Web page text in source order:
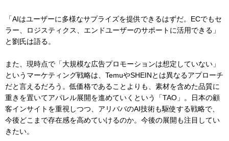
「AIはユーザーに多様なサプライズを提供できるはずだ。ECでもセ
ラー、ロジスティクス、エンドユーザーのサポートに活用できる」
と劉氏は語る。
また、現時点で「大規模な広告プロモーションは想定していない」
というマーケティング戦略は、TemuやSHEINとは異なるアプローチ
だと言えるだろう。低価格であることよりも、素材を含めた品質に
重きを置いてアパレル展開を進めていくという「TAO」。日本の顧
客インサイトを重視しつつ、アリババのAI技術も駆使する戦略で、
今後どこまで存在感を高めていけるのか。今後の展開も注目してい
きたい。